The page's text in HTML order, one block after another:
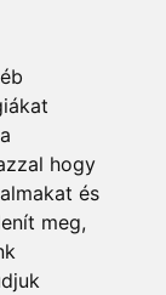
hogy
és
meg,